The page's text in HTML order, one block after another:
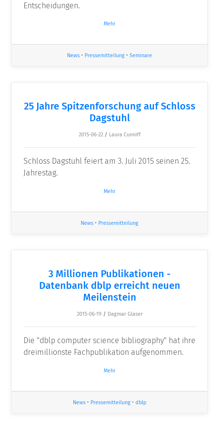
Entscheidungen.
Mehr
News • Pressemitteilung • Seminare
25 Jahre Spitzenforschung auf Schloss
Dagstuhl
2015-06-22 / Laura Cunniff
Schloss Dagstuhl feiert am 3. Juli 2015 seinen 25.
Jahrestag.
Mehr
News • Pressemitteilung
3 Millionen Publikationen -
Datenbank dblp erreicht neuen
Meilenstein
2015-06-19 / Dagmar Glaser
Die "dblp computer science bibliography" hat ihre
dreimillionste Fachpublikation aufgenommen.
Mehr
News • Pressemitteilung • dblp